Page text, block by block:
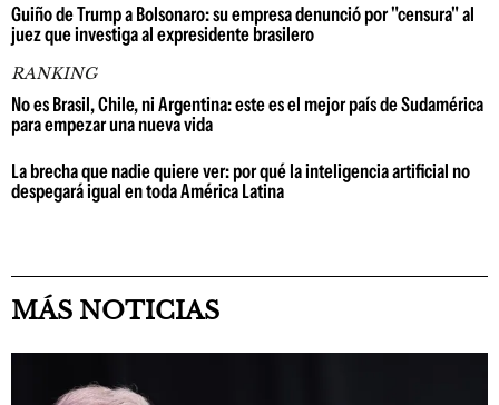
Guiño de Trump a Bolsonaro: su empresa denunció por "censura" al
juez que investiga al expresidente brasilero
RANKING
No es Brasil, Chile, ni Argentina: este es el mejor país de Sudamérica
para empezar una nueva vida
La brecha que nadie quiere ver: por qué la inteligencia artificial no
despegará igual en toda América Latina
MÁS NOTICIAS